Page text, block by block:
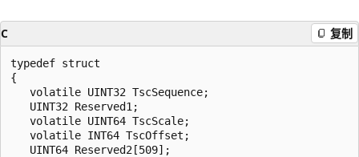
C 复制
typedef struct
{
   volatile UINT32 TscSequence;
   UINT32 Reserved1;
   volatile UINT64 TscScale;
   volatile INT64 TscOffset;
   UINT64 Reserved2[509];